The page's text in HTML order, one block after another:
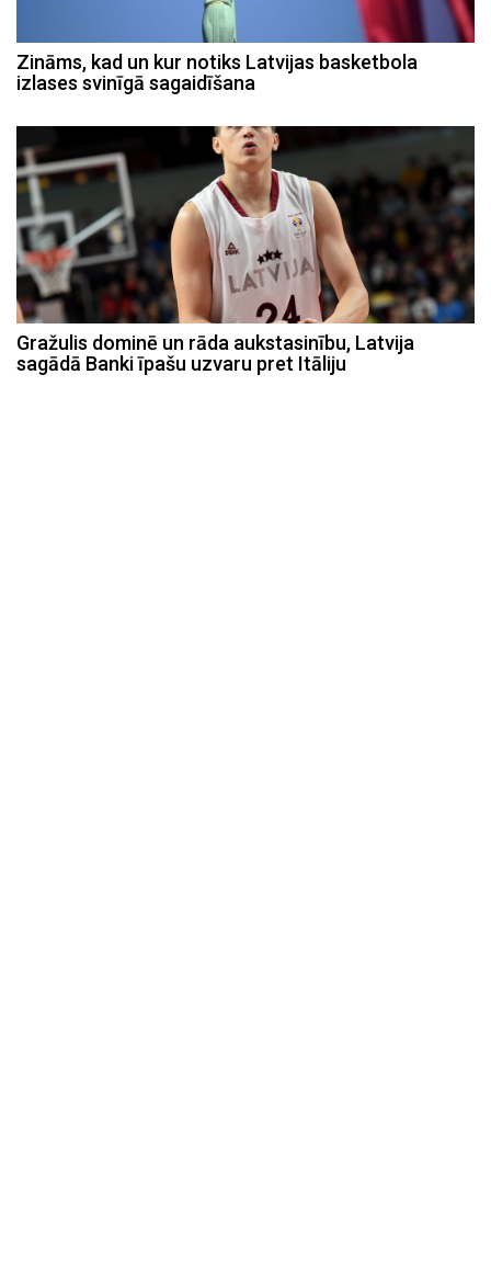
Zināms, kad un kur notiks Latvijas basketbola
izlases svinīgā sagaidīšana
Gražulis dominē un rāda aukstasinību, Latvija
sagādā Banki īpašu uzvaru pret Itāliju